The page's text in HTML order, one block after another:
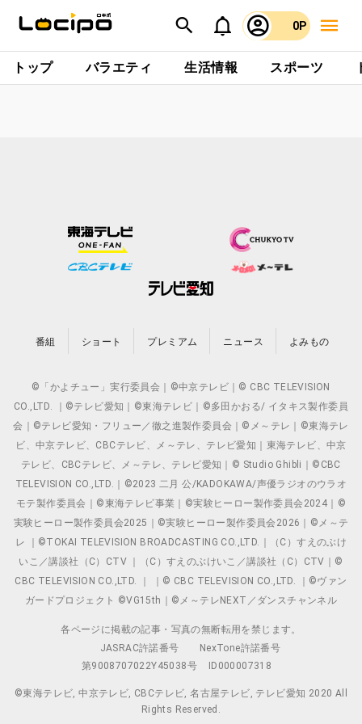
0P
トップ バラエティ 生活情報 スポーツ
番組 ショート プレミアム ニュース よみもの
©「かよチュー」実行委員会｜©中京テレビ｜© CBC TELEVISION
CO.,LTD. ｜©テレビ愛知｜©東海テレビ｜©多田かおる/ イタキス製作委員
会｜©テレビ愛知・フリュー／徹之進製作委員会｜©メ～テレ｜©東海テレ
ビ、中京テレビ、CBCテレビ、メ～テレ、テレビ愛知｜東海テレビ、中京
テレビ、CBCテレビ、メ～テレ、テレビ愛知｜© Studio Ghibli｜©CBC
TELEVISION CO.,LTD.｜©2023 二月 公/KADOKAWA/声優ラジオのウラオ
モテ製作委員会｜©東海テレビ事業｜©実験ヒーロー製作委員会2024｜©
実験ヒーロー製作委員会2025｜©実験ヒーロー製作委員会2026｜©メ～テ
レ ｜©TOKAI TELEVISION BROADCASTING CO.,LTD.｜（C）すえのぶけ
いこ／講談社（C）CTV ｜（C）すえのぶけいこ／講談社（C）CTV｜©
CBC TELEVISION CO.,LTD. ｜ ｜© CBC TELEVISION CO.,LTD. ｜©ヴァン
ガードプロジェクト ©VG15th｜©メ～テレNEXT／ダンスチャンネル
各ページに掲載の記事・写真の無断転用を禁じます。
JASRAC許諾番号
NexTone許諾番号
第9008707022Y45038号
ID000007318
©東海テレビ, 中京テレビ, CBCテレビ, 名古屋テレビ, テレビ愛知 2020 All
Rights Reserved.